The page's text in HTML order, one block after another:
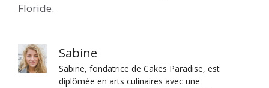
Floride.
Sabine
Sabine, fondatrice de Cakes Paradise, est
diplômée en arts culinaires avec une